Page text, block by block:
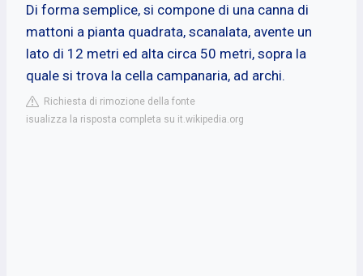
Di forma semplice, si compone di una canna di
mattoni a pianta quadrata, scanalata, avente un
lato di 12 metri ed alta circa 50 metri, sopra la
quale si trova la cella campanaria, ad archi.
Richiesta di rimozione della fonte
isualizza la risposta completa su it.wikipedia.org